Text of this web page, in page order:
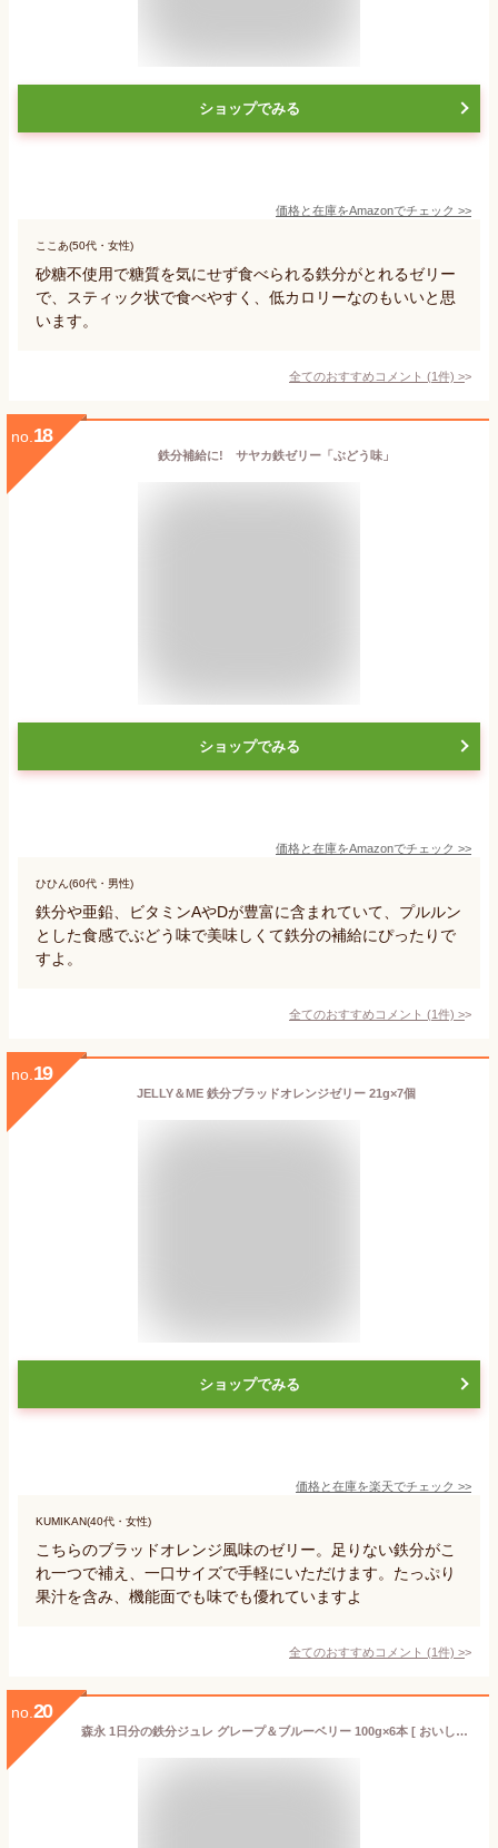
ショップでみる
価格と在庫をAmazonでチェック >>
ここあ(50代・女性)
砂糖不使用で糖質を気にせず食べられる鉄分がとれるゼリー
で、スティック状で食べやすく、低カロリーなのもいいと思
います。
全てのおすすめコメント (1件) >
no. 18
鉄分補給に! サヤカ鉄ゼリー「ぶどう味」
ショップでみる
価格と在庫をAmazonでチェック >>
ひひん(60代・男性)
鉄分や亜鉛、ビタミンAやDが豊富に含まれていて、プルルン
とした食感でぶどう味で美味しくて鉄分の補給にぴったりで
すよ。
全てのおすすめコメント (1件) >
no. 19
JELLY＆ME 鉄分ブラッドオレンジゼリー 21g×7個
ショップでみる
価格と在庫を楽天でチェック >>
KUMIKAN(40代・女性)
こちらのブラッドオレンジ風味のゼリー。足りない鉄分がこ
れ一つで補え、一口サイズで手軽にいただけます。たっぷり
果汁を含み、機能面でも味でも優れていますよ
全てのおすすめコメント (1件) >
no. 20
森永 1日分の鉄分ジュレ グレープ＆ブルーベリー 100g×6本 [ おいしい栄養補給 ゼリー飲料 脂肪ゼロ 食物繊維 乳酸菌 ラクチュロース ]